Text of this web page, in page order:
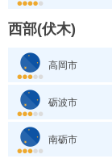
西部(伏木)
高岡市
砺波市
南砺市